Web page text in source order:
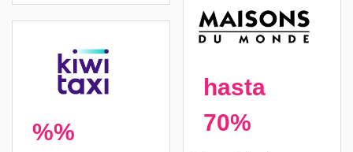
%%
hasta
70%